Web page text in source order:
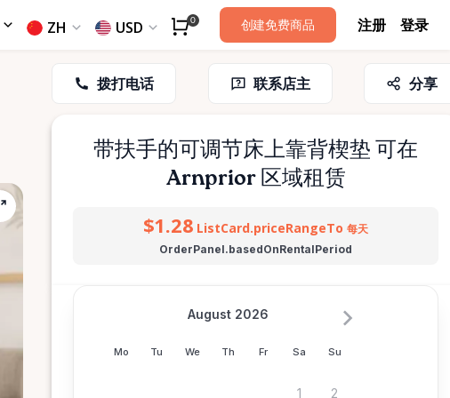
ZH USD 0 创建免费商品 注册 登录
拨打电话 联系店主 分享
带扶手的可调节床上靠背楔垫 可在
Arnprior 区域租赁
$1.28 ListCard.priceRangeTo 每天
OrderPanel.basedOnRentalPeriod
Mo Tu We Th Fr Sa Su
August 2026
1 2